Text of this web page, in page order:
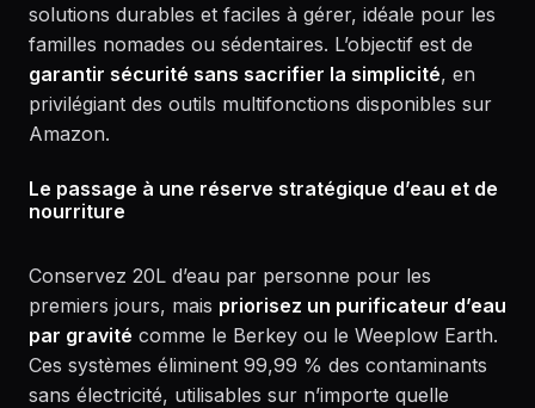
solutions durables et faciles à gérer, idéale pour les
familles nomades ou sédentaires. L’objectif est de
garantir sécurité sans sacrifier la simplicité, en
privilégiant des outils multifonctions disponibles sur
Amazon.
Le passage à une réserve stratégique d’eau et de
nourriture
Conservez 20L d’eau par personne pour les
premiers jours, mais priorisez un purificateur d’eau
par gravité comme le Berkey ou le Weeplow Earth.
Ces systèmes éliminent 99,99 % des contaminants
sans électricité, utilisables sur n’importe quelle